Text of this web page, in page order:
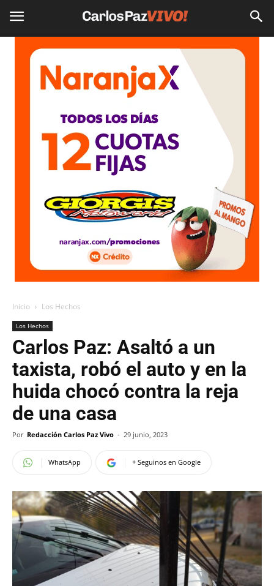
Inicio Los Hechos
Los Hechos
Carlos Paz: Asaltó a un
taxista, robó el auto y en la
huida chocó contra la reja
de una casa
Por Redacción Carlos Paz Vivo - 29 junio, 2023
WhatsApp + Seguinos en Google